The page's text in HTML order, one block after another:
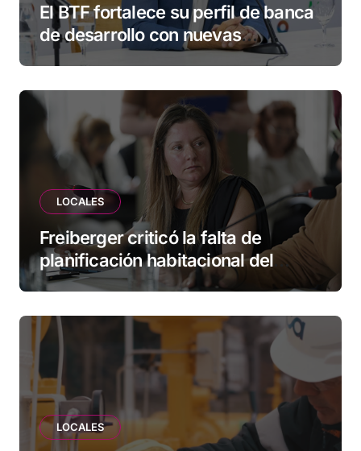
El BTF fortalece su perfil de banca
de desarrollo con nuevas
herramientas para familias y
LOCALES
Freiberger criticó la falta de
planificación habitacional del
Municipio: “Vuoto deja afuera a
esperando”
LOCALES